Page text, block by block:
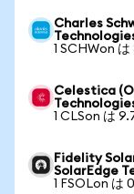
Charles
1 SCHWon
Celestica
1 CLSon は
Fidelity
SolarEdge
1 FSOLon は